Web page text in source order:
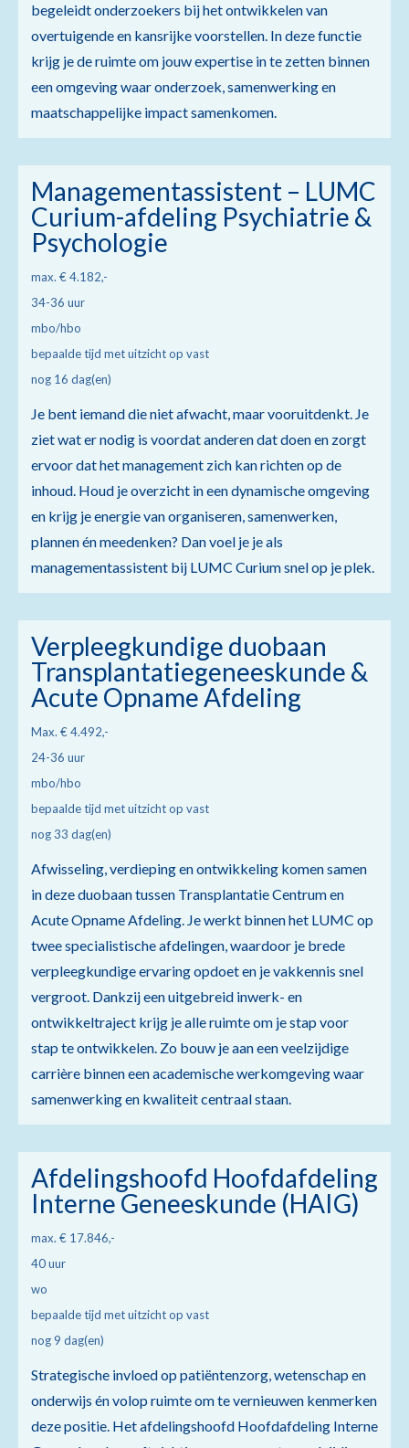
begeleidt onderzoekers bij het ontwikkelen van
overtuigende en kansrijke voorstellen. In deze functie
krijg je de ruimte om jouw expertise in te zetten binnen
een omgeving waar onderzoek, samenwerking en
maatschappelijke impact samenkomen.
Managementassistent – LUMC
Curium-afdeling Psychiatrie &
Psychologie
max. € 4.182,-
34-36 uur
mbo/hbo
bepaalde tijd met uitzicht op vast
nog 16 dag(en)
Je bent iemand die niet afwacht, maar vooruitdenkt. Je
ziet wat er nodig is voordat anderen dat doen en zorgt
ervoor dat het management zich kan richten op de
inhoud. Houd je overzicht in een dynamische omgeving
en krijg je energie van organiseren, samenwerken,
plannen én meedenken? Dan voel je je als
managementassistent bij LUMC Curium snel op je plek.
Verpleegkundige duobaan
Transplantatiegeneeskunde &
Acute Opname Afdeling
Max. € 4.492,-
24-36 uur
mbo/hbo
bepaalde tijd met uitzicht op vast
nog 33 dag(en)
Afwisseling, verdieping en ontwikkeling komen samen
in deze duobaan tussen Transplantatie Centrum en
Acute Opname Afdeling. Je werkt binnen het LUMC op
twee specialistische afdelingen, waardoor je brede
verpleegkundige ervaring opdoet en je vakkennis snel
vergroot. Dankzij een uitgebreid inwerk- en
ontwikkeltraject krijg je alle ruimte om je stap voor
stap te ontwikkelen. Zo bouw je aan een veelzijdige
carrière binnen een academische werkomgeving waar
samenwerking en kwaliteit centraal staan.
Afdelingshoofd Hoofdafdeling
Interne Geneeskunde (HAIG)
max. € 17.846,-
40 uur
wo
bepaalde tijd met uitzicht op vast
nog 9 dag(en)
Strategische invloed op patiëntenzorg, wetenschap en
onderwijs én volop ruimte om te vernieuwen kenmerken
deze positie. Het afdelingshoofd Hoofdafdeling Interne